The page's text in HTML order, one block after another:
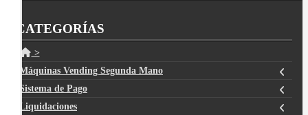
CATEGORÍAS
>
Máquinas Vending Segunda Mano
Sistema de Pago
Liquidaciones